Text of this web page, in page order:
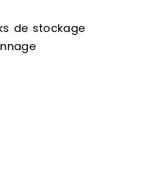
de stockage